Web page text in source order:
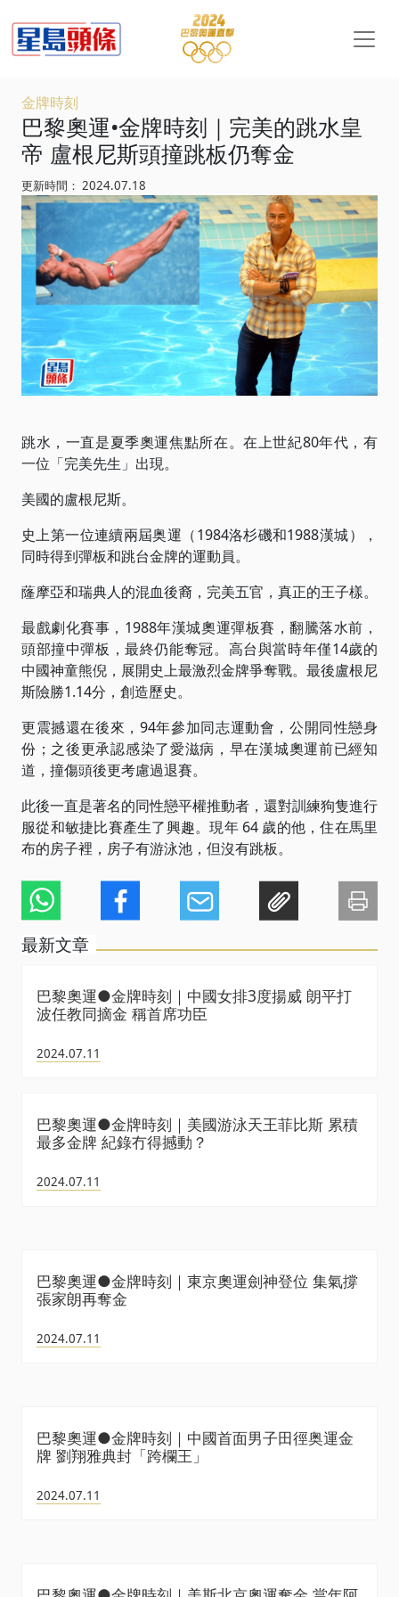
金牌時刻
巴黎奧運•金牌時刻｜完美的跳水皇
帝 盧根尼斯頭撞跳板仍奪金
更新時間： 2024.07.18
跳水，一直是夏季奧運焦點所在。在上世紀80年代，有
一位「完美先生」出現。
美國的盧根尼斯。
史上第一位連續兩屆奥運（1984洛杉磯和1988漢城），
同時得到彈板和跳台金牌的運動員。
蕯摩亞和瑞典人的混血後裔，完美五官，真正的王子樣。
最戲劇化賽事，1988年漢城奧運彈板賽，翻騰落水前，
頭部撞中彈板，最終仍能奪冠。高台與當時年僅14歲的
中國神童熊倪，展開史上最激烈金牌爭奪戰。最後盧根尼
斯險勝1.14分，創造歷史。
更震撼還在後來，94年參加同志運動會，公開同性戀身
份；之後更承認感染了愛滋病，早在漢城奧運前已經知
道，撞傷頭後更考慮過退賽。
此後一直是著名的同性戀平權推動者，還對訓練狗隻進行
服從和敏捷比賽產生了興趣。現年 64 歲的他，住在馬里
布的房子裡，房子有游泳池，但沒有跳板。
最新文章
巴黎奧運●金牌時刻｜中國女排3度揚威 朗平打
波任教同摘金 稱首席功臣
2024.07.11
巴黎奧運●金牌時刻｜美國游泳天王菲比斯 累積
最多金牌 紀錄冇得撼動？
2024.07.11
巴黎奧運●金牌時刻｜東京奧運劍神登位 集氣撐
張家朗再奪金
2024.07.11
巴黎奧運●金牌時刻｜中國首面男子田徑奥運金
牌 劉翔雅典封「跨欄王」
2024.07.11